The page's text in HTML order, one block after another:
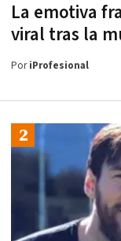
La emotiva
viral tras la
PoriProfesional